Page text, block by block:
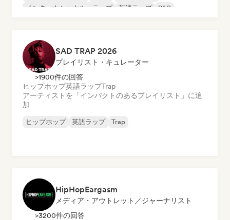
インターナショナル・ラップ
英語ラップ R&B
SAD TRAP 2026
プレイリスト・キュレーター
>1900件の回答
ヒップホップ英語ラップTrap
アーティストを「インパクトのあるプレイリスト」に追
加
ヒップホップ 英語ラップ Trap
HipHopEargasm
メディア・アウトレット／ジャーナリスト
>3200件の回答